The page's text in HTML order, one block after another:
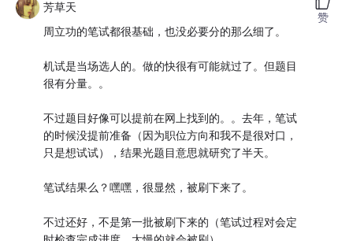
芳草天
周立功的笔试都很基础，也没必要分的那么细了。
机试是当场选人的。做的快很有可能就过了。但题目
很有分量。。
不过题目好像可以提前在网上找到的。。去年，笔试
的时候没提前准备（因为职位方向和我不是很对口，
只是想试试），结果光题目意思就研究了半天。
笔试结果么？嘿嘿，很显然，被刷下来了。
不过还好，不是第一批被刷下来的（笔试过程对会定
赞